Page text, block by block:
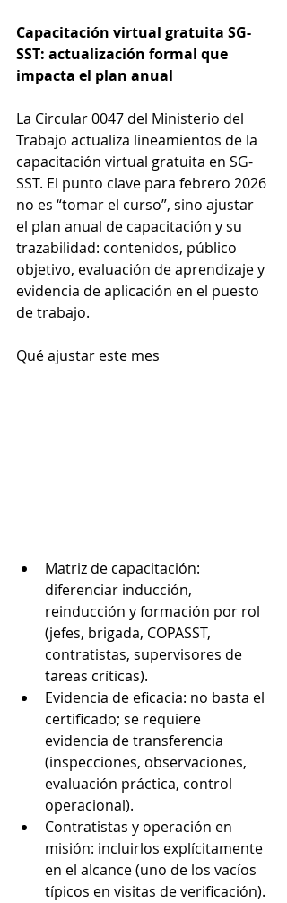
Capacitación virtual gratuita SG-
SST: actualización formal que
impacta el plan anual
La Circular 0047 del Ministerio del
Trabajo actualiza lineamientos de la
capacitación virtual gratuita en SG-
SST. El punto clave para febrero 2026
no es “tomar el curso”, sino ajustar
el plan anual de capacitación y su
trazabilidad: contenidos, público
objetivo, evaluación de aprendizaje y
evidencia de aplicación en el puesto
de trabajo.
Qué ajustar este mes
Matriz de capacitación:
diferenciar inducción,
reinducción y formación por rol
(jefes, brigada, COPASST,
contratistas, supervisores de
tareas críticas).
Evidencia de eficacia: no basta el
certificado; se requiere
evidencia de transferencia
(inspecciones, observaciones,
evaluación práctica, control
operacional).
Contratistas y operación en
misión: incluirlos explícitamente
en el alcance (uno de los vacíos
típicos en visitas de verificación).